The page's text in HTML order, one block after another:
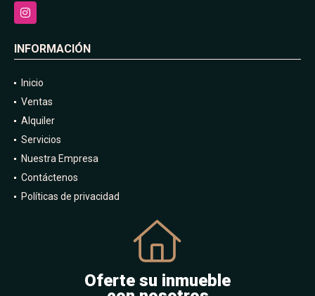
Instagram
INFORMACIÓN
Inicio
Ventas
Alquiler
Servicios
Nuestra Empresa
Contáctenos
Políticas de privacidad
Oferte su inmueble